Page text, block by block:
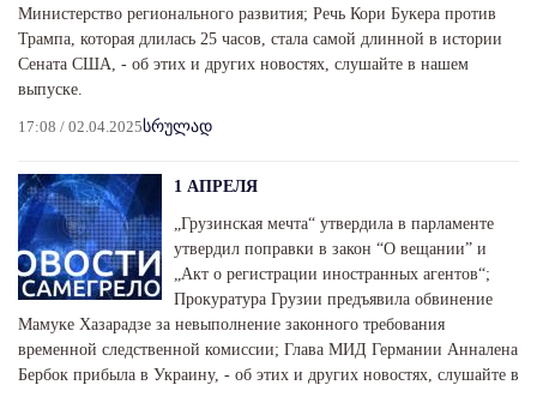
Министерство регионального развития; Речь Кори Букера против
Трампа, которая длилась 25 часов, стала самой длинной в истории
Сената США, - об этих и других новостях, слушайте в нашем
выпуске.
17:08 / 02.04.2025სრულად
1 АПРЕЛЯ
„Грузинская мечта“ утвердила в парламенте
утвердил поправки в закон “О вещании” и
„Акт о регистрации иностранных агентов“;
Прокуратура Грузии предъявила обвинение
Мамуке Хазарадзе за невыполнение законного требования
временной следственной комиссии; Глава МИД Германии Анналена
Бербок прибыла в Украину, - об этих и других новостях, слушайте в